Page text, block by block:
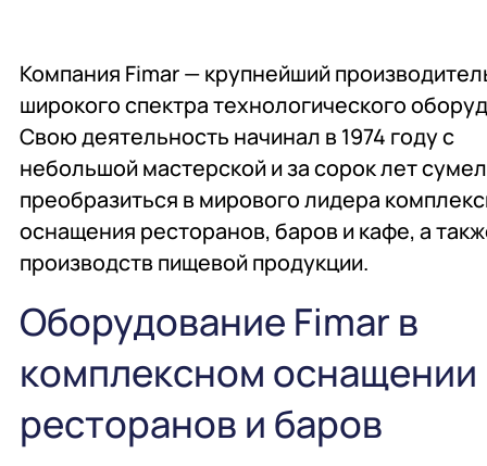
Подробнее
Профессиональная
Подробнее
Мебель
Подробнее
Подробнее
Консалтинг
Подробнее
Сервисное
Подробнее
Подробнее
Химия
Подробнее
Мебель
Подробнее
Компания Fimar — крупнейший
широкого спектра технологического
Свою деятельность начинал в 1974 году с
небольшой мастерской и за сорок лет сумел
преобразиться в мирового лидера
оснащения ресторанов, баров и кафе, а
производств пищевой продукции.
Оборудование Fimar в
комплексном оснащении
ресторанов и баров